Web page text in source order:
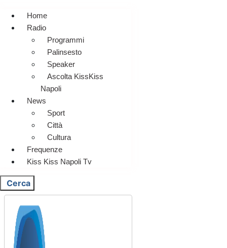
Home
Radio
Programmi
Palinsesto
Speaker
Ascolta KissKiss
Napoli
News
Sport
Città
Cultura
Frequenze
Kiss Kiss Napoli Tv
Cerca